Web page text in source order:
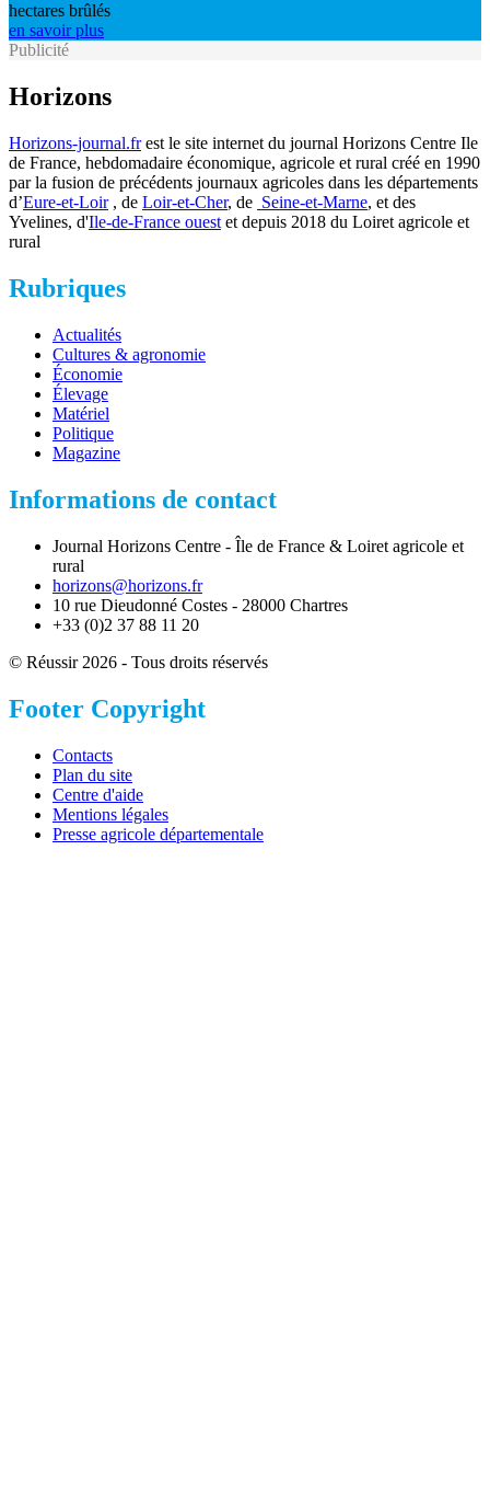
hectares brûlés
en savoir plus
Publicité
Horizons
Horizons-journal.frest le site internet du journal Horizons Centre Ile
de France, hebdomadaire économique, agricole et rural créé en 1990
par la fusion de précédents journaux agricoles dans les départements
d’Eure-et-Loir, de Loir-et-Cher, de Seine-et-Marne, et des
Yvelines, d'Ile-de-France ouest et depuis 2018 du Loiret agricole et
rural
Rubriques
Actualités
Cultures & agronomie
Économie
Élevage
Matériel
Politique
Magazine
Informations de contact
Journal Horizons Centre - Île de France & Loiret agricole et
rural
horizons@horizons.fr
10 rue Dieudonné Costes - 28000 Chartres
+33 (0)2 37 88 11 20
© Réussir 2026 - Tous droits réservés
Footer Copyright
Contacts
Plan du site
Centre d'aide
Mentions légales
Presse agricole départementale